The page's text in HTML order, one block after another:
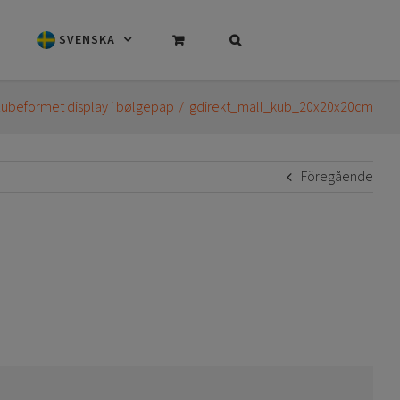
SVENSKA
display i bølgepap gdirekt_mall_kub_20x20x20cm
Föregående